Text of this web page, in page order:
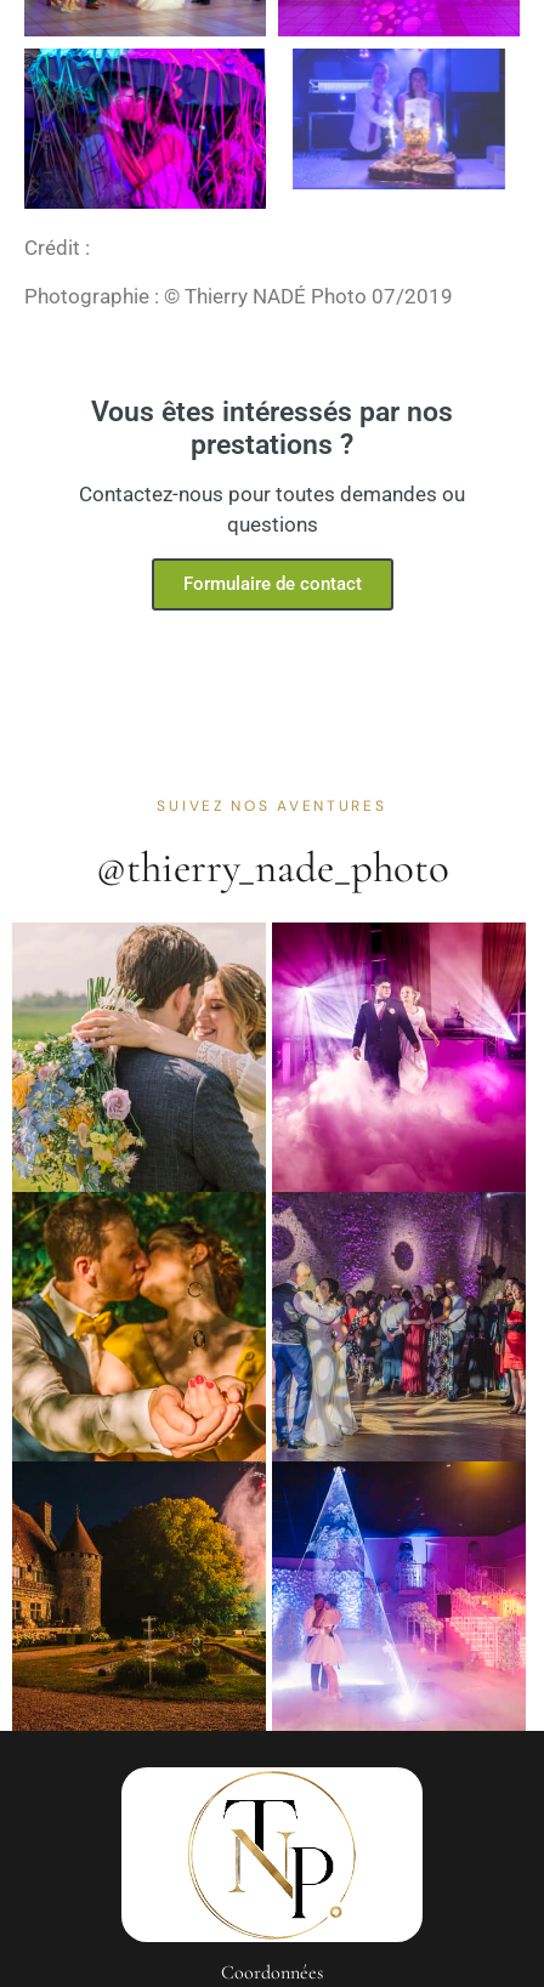
Crédit :
Photographie : © Thierry NADÉ Photo 07/2019
Vous êtes intéressés par nos
prestations ?
Contactez-nous pour toutes demandes ou
questions
Formulaire de contact
SUIVEZ NOS AVENTURES
@thierry_nade_photo
Coordonnées